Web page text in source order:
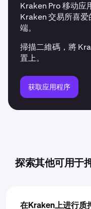
Kraken Pro 移动应
Kraken 交易所喜
端。
掃描二維碼，將
置上。
获取应用程序
探索其他可用于
在Kraken上进行质